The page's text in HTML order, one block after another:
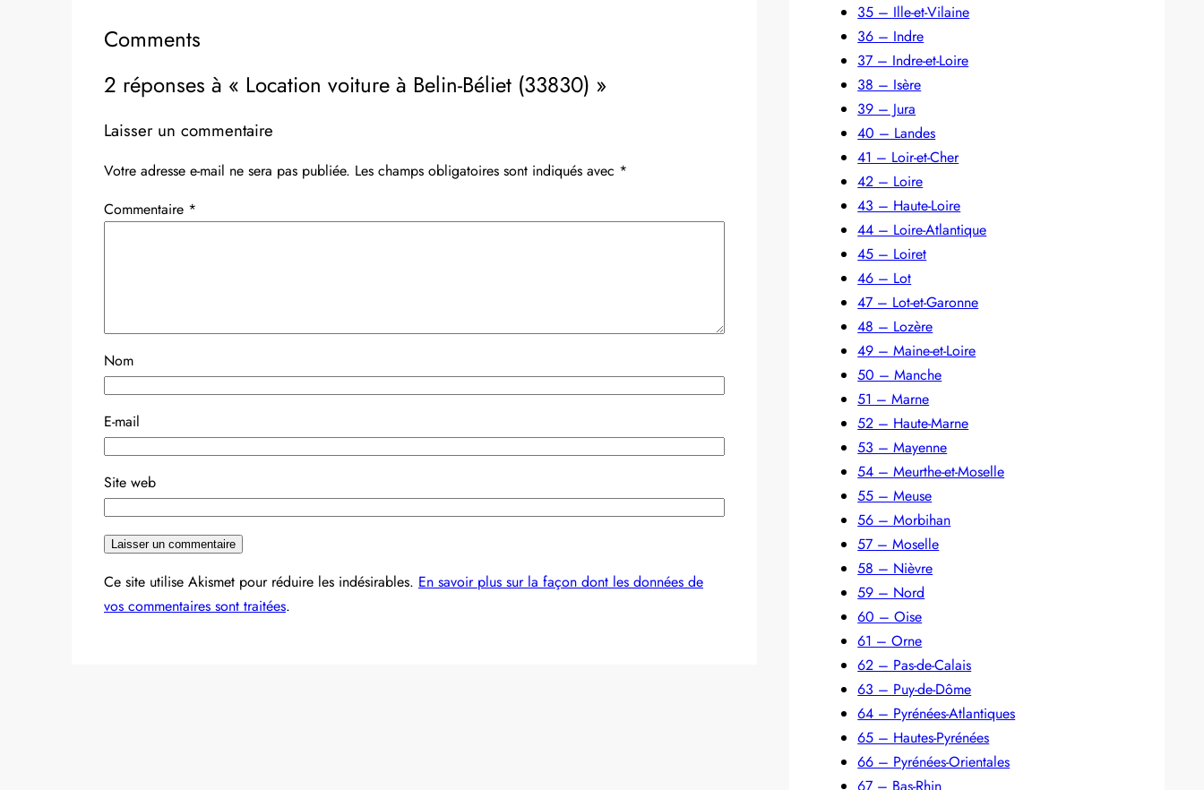
Comments
2 réponses à « Location voiture à Belin-Béliet (33830) »
Laisser un commentaire
Votre adresse e-mail ne sera pas publiée. Les champs obligatoires sont indiqués avec *
Commentaire *
Nom
E-mail
Site web
Ce site utilise Akismet pour réduire les indésirables. En savoir plus sur la façon dont les données de
vos commentaires sont traitées.
35 – Ille-et-Vilaine
36 – Indre
37 – Indre-et-Loire
38 – Isère
39 – Jura
40 – Landes
41 – Loir-et-Cher
42 – Loire
43 – Haute-Loire
44 – Loire-Atlantique
45 – Loiret
46 – Lot
47 – Lot-et-Garonne
48 – Lozère
49 – Maine-et-Loire
50 – Manche
51 – Marne
52 – Haute-Marne
53 – Mayenne
54 – Meurthe-et-Moselle
55 – Meuse
56 – Morbihan
57 – Moselle
58 – Nièvre
59 – Nord
60 – Oise
61 – Orne
62 – Pas-de-Calais
63 – Puy-de-Dôme
64 – Pyrénées-Atlantiques
65 – Hautes-Pyrénées
66 – Pyrénées-Orientales
67 – Bas-Rhin